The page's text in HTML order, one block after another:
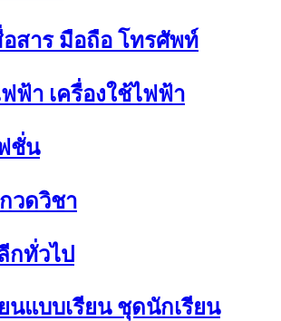
สาร มือถือ โทรศัพท์
ฟ้า เครื่องใช้ไฟฟ้า
ชั่น
วดวิชา
กทั่วไป
ยนแบบเรียน ชุดนักเรียน